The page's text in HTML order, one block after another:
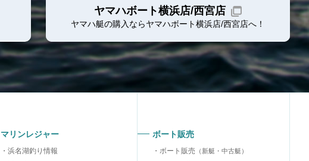
ヤマハボート横浜店/西宮店
ヤマハ艇の購入ならヤマハボート横浜店/西宮店へ！
マリンレジャー
浜名湖釣り情報
ボート販売
ボート販売 （新艇・中古艇）